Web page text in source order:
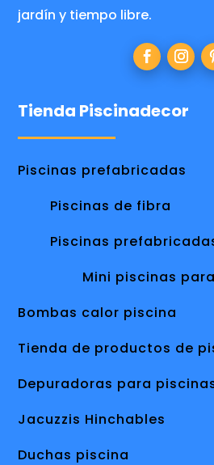
jardín y tiempo libre.
Tienda Piscinadecor
Piscinas prefabricadas
Piscinas de fibra
Piscinas
Mini piscinas
Bombas calor piscina
Tienda de productos de
Depuradoras para
Jacuzzis Hinchables
Duchas piscina